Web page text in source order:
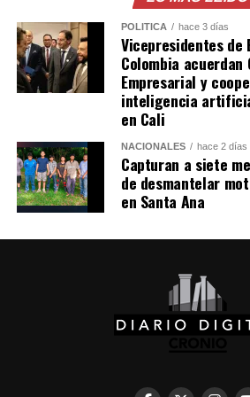
comentados en redes sociales en
de los robots humanoides.
Comparte esto:
Me gusta esto:
POLÍTICA hace 3 días
Vicepresidentes de
Colombia
Empresarial y
inteligencia
en Cali
NACIONALES hace 2 días
Capturan a siete
de desmantelar
en Santa Ana